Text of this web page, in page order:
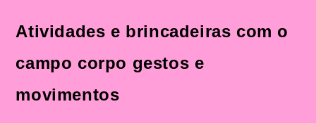
Atividades e brincadeiras com o
campo corpo gestos e
movimentos